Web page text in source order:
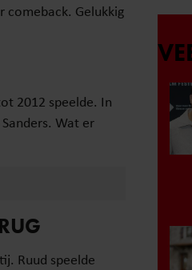
comeback. Gelukkig
2012 speelde. In
Wat er
Ruud speelde